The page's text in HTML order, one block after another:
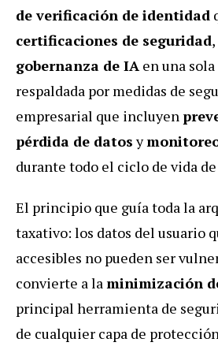
de verificación de identidad
certificaciones de seguridad,
gobernanza de IA en una
respaldada por medidas de
empresarial que incluyen
pérdida de datosy
durante todo el ciclo de vida
El principio que guía toda la
taxativo: los datos del usuario
accesibles no pueden ser
convierte a laminimización
principal herramienta de
de cualquier capa de